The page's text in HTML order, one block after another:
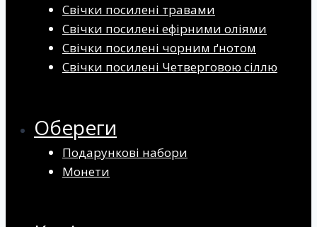
Свічки посилені травами
Свічки посилені ефірними оліями
Свічки посилені чорним ґнотом
Свічки посилені Четверговою сіллю
Обереги
Подарункові набори
Монети